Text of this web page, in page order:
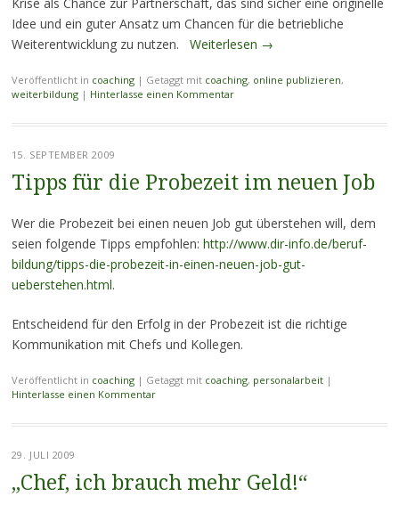
Idee und ein guter Ansatz um Chancen für die betriebliche
Weiterentwicklung zu nutzen. Weiterlesen →
Veröffentlicht in coaching | Getaggt mit coaching, online publizieren,
weiterbildung | Hinterlasse einen Kommentar
15. SEPTEMBER 2009
Tipps für die Probezeit im neuen Job
Wer die Probezeit bei einen neuen Job gut überstehen will, dem
seien folgende Tipps empfohlen: http://www.dir-info.de/beruf-
bildung/tipps-die-probezeit-in-einen-neuen-job-gut-
ueberstehen.html.
Entscheidend für den Erfolg in der Probezeit ist die richtige
Kommunikation mit Chefs und Kollegen.
Veröffentlicht in coaching | Getaggt mit coaching, personalarbeit |
Hinterlasse einen Kommentar
29. JULI 2009
„Chef, ich brauch mehr Geld!“